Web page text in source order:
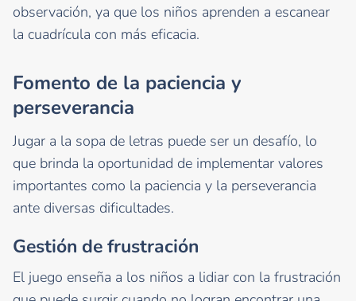
observación, ya que los niños aprenden a escanear
la cuadrícula con más eficacia.
Fomento de la paciencia y
perseverancia
Jugar a la sopa de letras puede ser un desafío, lo
que brinda la oportunidad de implementar valores
importantes como la paciencia y la perseverancia
ante diversas dificultades.
Gestión de frustración
El juego enseña a los niños a lidiar con la frustración